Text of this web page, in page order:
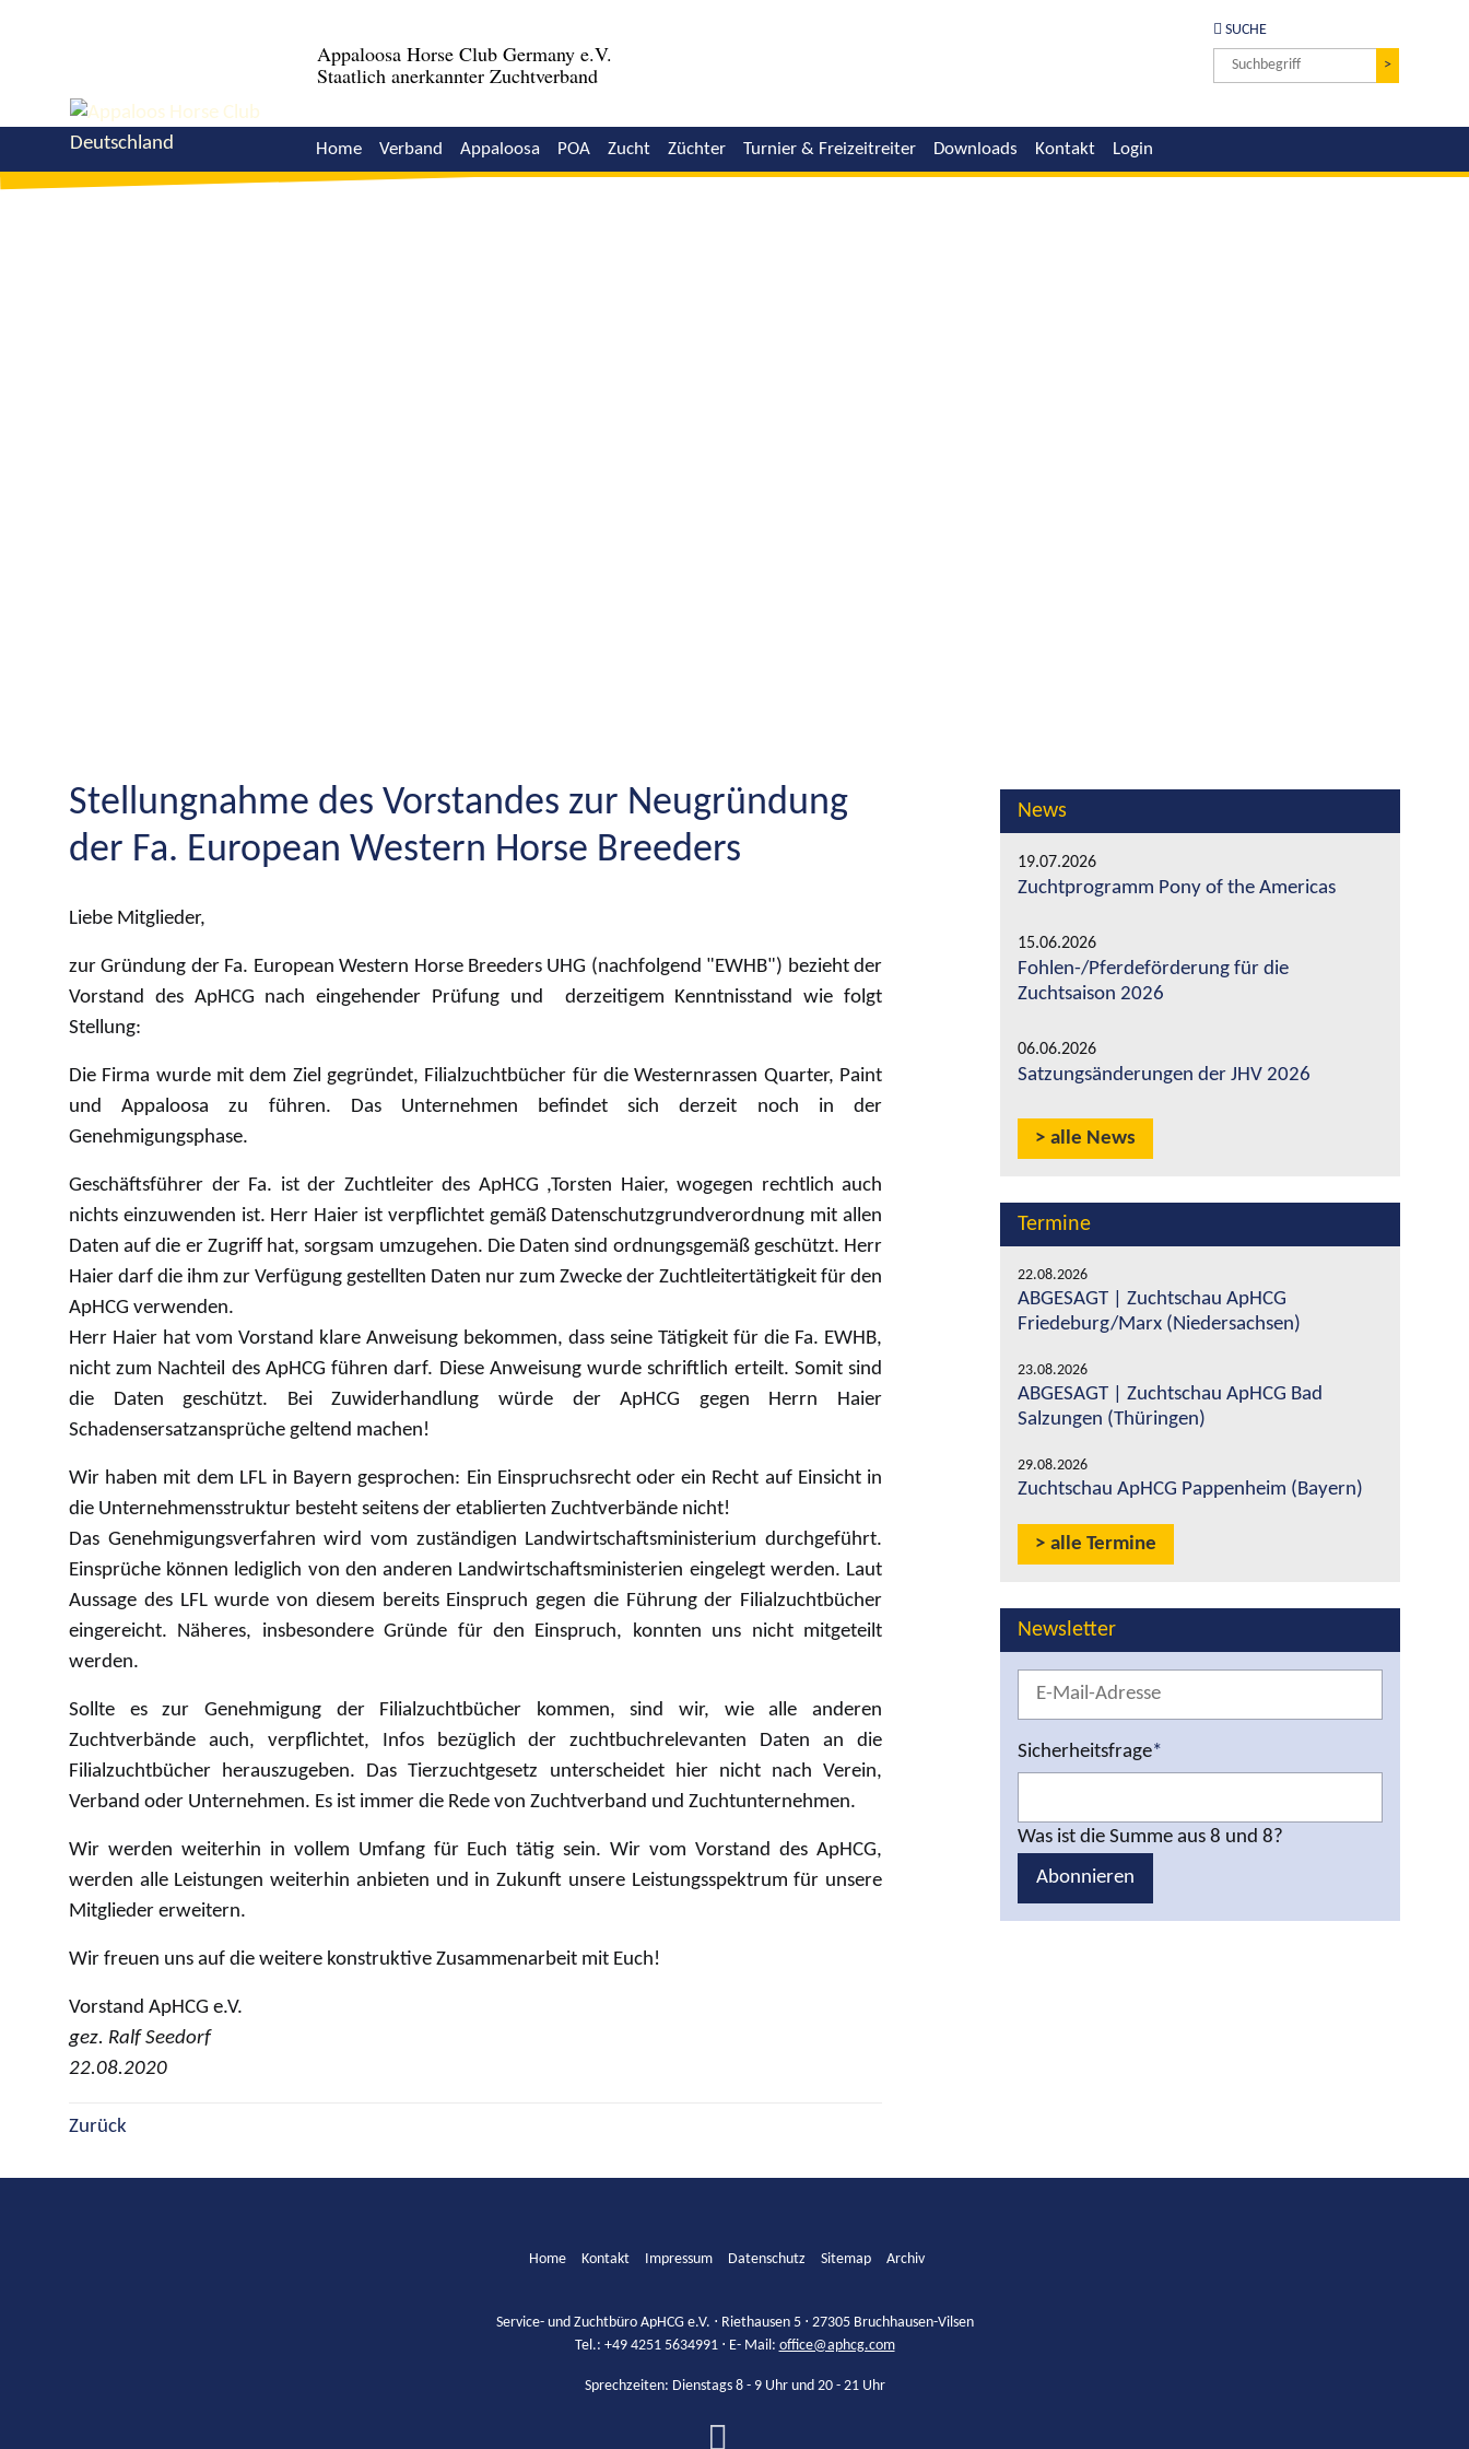
Appaloosa Horse Club Germany e.V.
Staatlich anerkannter Zuchtverband
SUCHE
>
Home Verband Appaloosa POA Zucht Züchter Turnier & Freizeitreiter Downloads Kontakt Login
Stellungnahme des Vorstandes zur Neugründung
der Fa. European Western Horse Breeders
Liebe Mitglieder,
zur Gründung der Fa. European Western Horse Breeders UHG (nachfolgend "EWHB") bezieht der
Vorstand des ApHCG nach eingehender Prüfung und derzeitigem Kenntnisstand wie folgt
Stellung:
Die Firma wurde mit dem Ziel gegründet, Filialzuchtbücher für die Westernrassen Quarter, Paint
und Appaloosa zu führen. Das Unternehmen befindet sich derzeit noch in der
Genehmigungsphase.
Geschäftsführer der Fa. ist der Zuchtleiter des ApHCG ,Torsten Haier, wogegen rechtlich auch
nichts einzuwenden ist. Herr Haier ist verpflichtet gemäß Datenschutzgrundverordnung mit allen
Daten auf die er Zugriff hat, sorgsam umzugehen. Die Daten sind ordnungsgemäß geschützt. Herr
Haier darf die ihm zur Verfügung gestellten Daten nur zum Zwecke der Zuchtleitertätigkeit für den
ApHCG verwenden.
Herr Haier hat vom Vorstand klare Anweisung bekommen, dass seine Tätigkeit für die Fa. EWHB,
nicht zum Nachteil des ApHCG führen darf. Diese Anweisung wurde schriftlich erteilt. Somit sind
die Daten geschützt. Bei Zuwiderhandlung würde der ApHCG gegen Herrn Haier
Schadensersatzansprüche geltend machen!
Wir haben mit dem LFL in Bayern gesprochen: Ein Einspruchsrecht oder ein Recht auf Einsicht in
die Unternehmensstruktur besteht seitens der etablierten Zuchtverbände nicht!
Das Genehmigungsverfahren wird vom zuständigen Landwirtschaftsministerium durchgeführt.
Einsprüche können lediglich von den anderen Landwirtschaftsministerien eingelegt werden. Laut
Aussage des LFL wurde von diesem bereits Einspruch gegen die Führung der Filialzuchtbücher
eingereicht. Näheres, insbesondere Gründe für den Einspruch, konnten uns nicht mitgeteilt
werden.
Sollte es zur Genehmigung der Filialzuchtbücher kommen, sind wir, wie alle anderen
Zuchtverbände auch, verpflichtet, Infos bezüglich der zuchtbuchrelevanten Daten an die
Filialzuchtbücher herauszugeben. Das Tierzuchtgesetz unterscheidet hier nicht nach Verein,
Verband oder Unternehmen. Es ist immer die Rede von Zuchtverband und Zuchtunternehmen.
Wir werden weiterhin in vollem Umfang für Euch tätig sein. Wir vom Vorstand des ApHCG,
werden alle Leistungen weiterhin anbieten und in Zukunft unsere Leistungsspektrum für unsere
Mitglieder erweitern.
Wir freuen uns auf die weitere konstruktive Zusammenarbeit mit Euch!
Vorstand ApHCG e.V.
gez. Ralf Seedorf
22.08.2020
Zurück
News
19.07.2026
Zuchtprogramm Pony of the Americas
15.06.2026
Fohlen-/Pferdeförderung für die
Zuchtsaison 2026
06.06.2026
Satzungsänderungen der JHV 2026
alle News
Termine
22.08.2026
ABGESAGT | Zuchtschau ApHCG
Friedeburg/Marx (Niedersachsen)
23.08.2026
ABGESAGT | Zuchtschau ApHCG Bad
Salzungen (Thüringen)
29.08.2026
Zuchtschau ApHCG Pappenheim (Bayern)
alle Termine
Newsletter
Sicherheitsfrage*
Was ist die Summe aus 8 und 8?
Abonnieren
Home Kontakt Impressum Datenschutz Sitemap Archiv
Service- und Zuchtbüro ApHCG e.V. ⋅ Riethausen 5 ⋅ 27305 Bruchhausen-Vilsen
Tel.: +49 4251 5634991 ⋅ E- Mail: office@aphcg.com
Sprechzeiten: Dienstags 8 - 9 Uhr und 20 - 21 Uhr